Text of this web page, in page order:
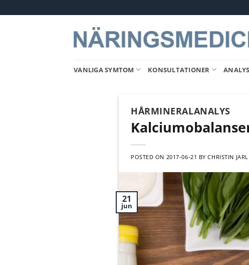
to
VANLIGA SYMTOM KONSULTATIONER
HÅRMINERALANALYS
POSTED ON 2017-06-21 BYCHRISTIN JARL
21
jun